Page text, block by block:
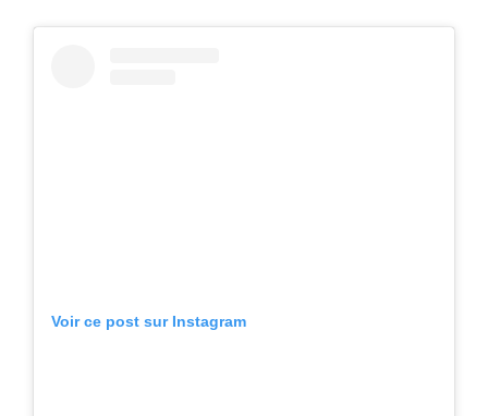
Voir ce post sur Instagram